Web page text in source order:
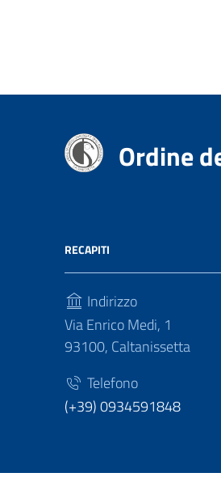
Ordine
RECAPITI
Indirizzo
Via Enrico Medi, 1
93100, Caltanissetta
Telefono
(+39) 0934591848